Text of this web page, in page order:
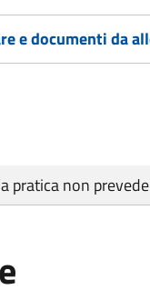
e documenti da
pratica non